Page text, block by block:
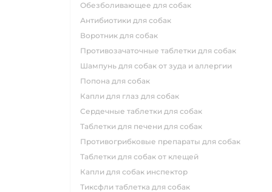
обезболивающее для собак
антибиотики для собак
воротник для собак
противозачаточные таблетки для собак
шампунь для собак от зуда и аллергии
попона для собак
капли для глаз для собак
сердечные таблетки для собак
таблетки для печени для собак
противогрибковые препараты для собак
таблетки для собак от клещей
капли для собак инспектор
тиксфли таблетка для собак